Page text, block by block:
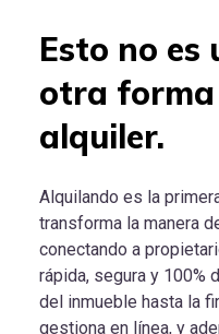
Esto no es
otra forma
alquiler.
Alquilando es la
transforma la manera
conectando a
rápida, segura y 100%
del inmueble hasta la
gestiona en línea, y